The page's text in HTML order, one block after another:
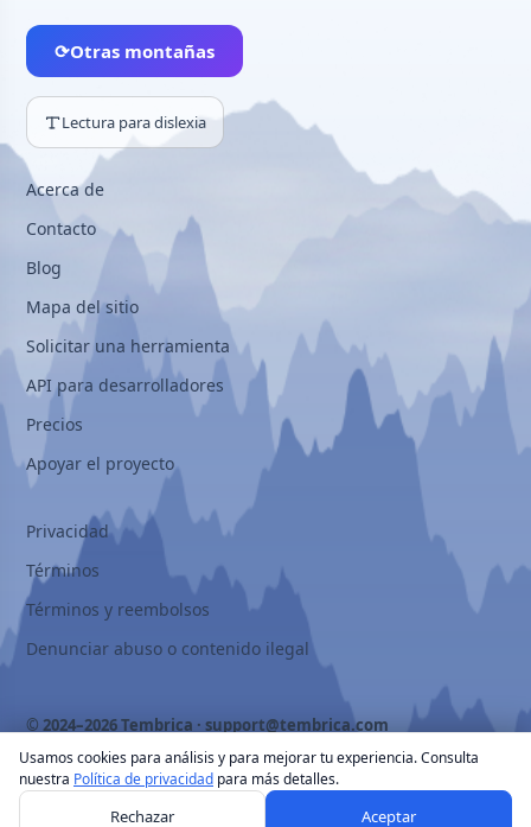
⟳Otras montañas
Lectura para dislexia
Acerca de
Contacto
Blog
Mapa del sitio
Solicitar una herramienta
API para desarrolladores
Precios
Apoyar el proyecto
Privacidad
Términos
Términos y reembolsos
Denunciar abuso o contenido ilegal
© 2024–2026 Tembrica · support@tembrica.com
Usamos cookies para análisis y para mejorar tu experiencia. Consulta
nuestra Política de privacidad para más detalles.
Rechazar Aceptar